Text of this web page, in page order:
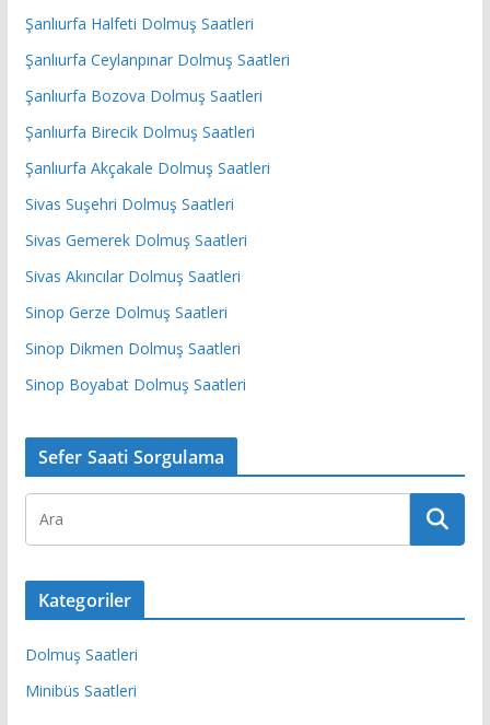
Şanlıurfa Halfeti Dolmuş Saatleri
Şanlıurfa Ceylanpınar Dolmuş Saatleri
Şanlıurfa Bozova Dolmuş Saatleri
Şanlıurfa Birecik Dolmuş Saatleri
Şanlıurfa Akçakale Dolmuş Saatleri
Sivas Suşehri Dolmuş Saatleri
Sivas Gemerek Dolmuş Saatleri
Sivas Akıncılar Dolmuş Saatleri
Sinop Gerze Dolmuş Saatleri
Sinop Dikmen Dolmuş Saatleri
Sinop Boyabat Dolmuş Saatleri
Sefer Saati Sorgulama
Kategoriler
Dolmuş Saatleri
Minibüs Saatleri